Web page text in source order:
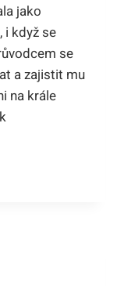
jako
i když se
se
a zajistit mu
na krále